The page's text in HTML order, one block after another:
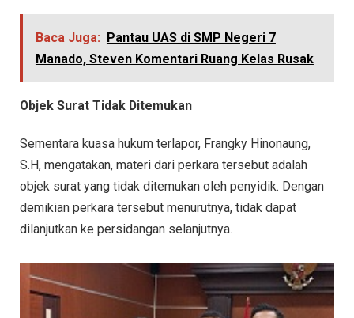
Baca Juga:
Pantau UAS di SMP Negeri 7
Manado, Steven Komentari Ruang Kelas Rusak
Objek Surat Tidak Ditemukan
Sementara kuasa hukum terlapor, Frangky Hinonaung,
S.H, mengatakan, materi dari perkara tersebut adalah
objek surat yang tidak ditemukan oleh penyidik. Dengan
demikian perkara tersebut menurutnya, tidak dapat
dilanjutkan ke persidangan selanjutnya.